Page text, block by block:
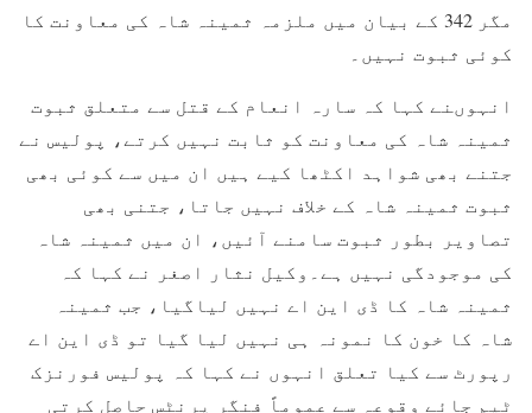
مگر 342 کے بیان میں ملزمہ ثمینہ شاہ کی معاونت کا
کوئی ثبوت نہیں۔
انہوںنے کہا کہ سارہ انعام کے قتل سے متعلق ثبوت
ثمینہ شاہ کی معاونت کو ثابت نہیں کرتے، پولیس نے
جتنے بھی شواہد اکٹھا کیے ہیں ان میں سے کوئی بھی
ثبوت ثمینہ شاہ کے خلاف نہیں جاتا، جتنی بھی
تصاویر بطور ثبوت سامنے آئیں، ان میں ثمینہ شاہ
کی موجودگی نہیں ہے۔وکیل نثار اصغر نے کہا کہ
ثمینہ شاہ کا ڈی این اے نہیں لیاگیا، جب ثمینہ
شاہ کا خون کا نمونہ ہی نہیں لیا گیا تو ڈی این اے
رپورٹ سے کیا تعلق انہوں نے کہا کہ پولیس فورنزک
ٹیم جائے وقوعہ سے عموماً فنگر پرنٹس حاصل کرتی